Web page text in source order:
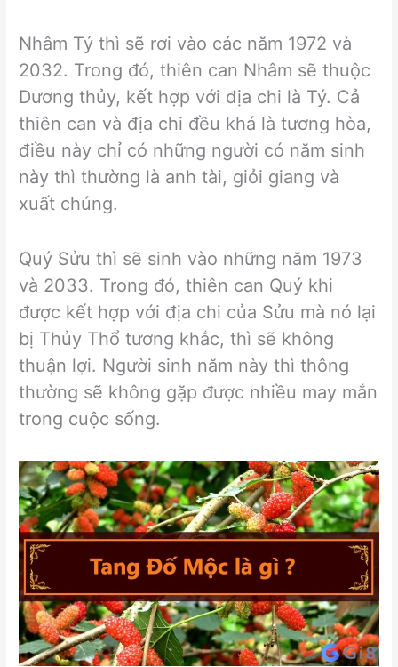
Nhâm Tý thì sẽ rơi vào các năm 1972 và
2032. Trong đó, thiên can Nhâm sẽ thuộc
Dương thủy, kết hợp với địa chi là Tý. Cả
thiên can và địa chi đều khá là tương hòa,
điều này chỉ có những người có năm sinh
này thì thường là anh tài, giỏi giang và
xuất chúng.
Quý Sửu thì sẽ sinh vào những năm 1973
và 2033. Trong đó, thiên can Quý khi
được kết hợp với địa chi của Sửu mà nó lại
bị Thủy Thổ tương khắc, thì sẽ không
thuận lợi. Người sinh năm này thì thông
thường sẽ không gặp được nhiều may mắn
trong cuộc sống.